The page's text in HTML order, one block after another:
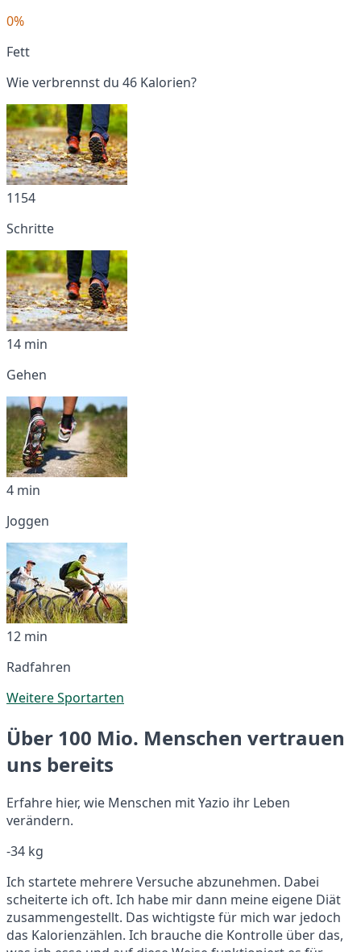
0%
Fett
Wie verbrennst du 46 Kalorien?
1154
Schritte
14 min
Gehen
4 min
Joggen
12 min
Radfahren
Weitere Sportarten
Über 100 Mio. Menschen vertrauen
uns bereits
Erfahre hier, wie Menschen mit Yazio ihr Leben
verändern.
-34 kg
Ich startete mehrere Versuche abzunehmen. Dabei
scheiterte ich oft. Ich habe mir dann meine eigene Diät
zusammengestellt. Das wichtigste für mich war jedoch
das Kalorienzählen. Ich brauche die Kontrolle über das,